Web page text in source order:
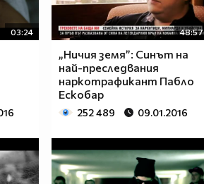
03:24 48:57
„Ничия земя”: Синът на
най-преследвания
наркотрафикант Пабло
Ескобар
252 489 09.01.2016